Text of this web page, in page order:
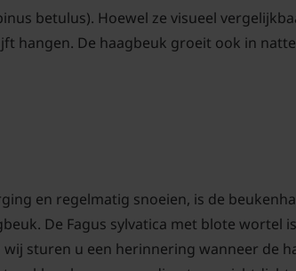
betulus). Hoewel ze visueel
hangen. De haagbeuk groeit ook in
en regelmatig snoeien, is de
De Fagus sylvatica met blote wortel
sturen u een herinnering wanneer de